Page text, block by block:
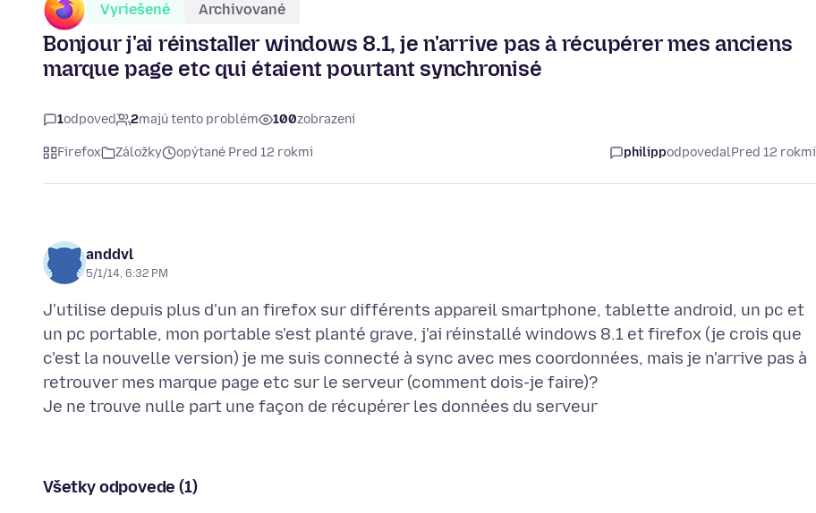
Vyriešené Archivované
Bonjour j'ai réinstaller windows 8.1, je n'arrive pas à récupérer mes anciens
marque page etc qui étaient pourtant synchronisé
1odpoveď 2majú tento problém 100zobrazení
Firefox Záložky opýtané Pred 12 rokmi philippodpovedalPred 12 rokmi
anddvl
5/1/14, 6:32 PM
J'utilise depuis plus d'un an firefox sur différents appareil smartphone, tablette android, un pc et
un pc portable, mon portable s'est planté grave, j'ai réinstallé windows 8.1 et firefox (je crois que
c'est la nouvelle version) je me suis connecté à sync avec mes coordonnées, mais je n'arrive pas à
retrouver mes marque page etc sur le serveur (comment dois-je faire)?
Všetky odpovede (1)